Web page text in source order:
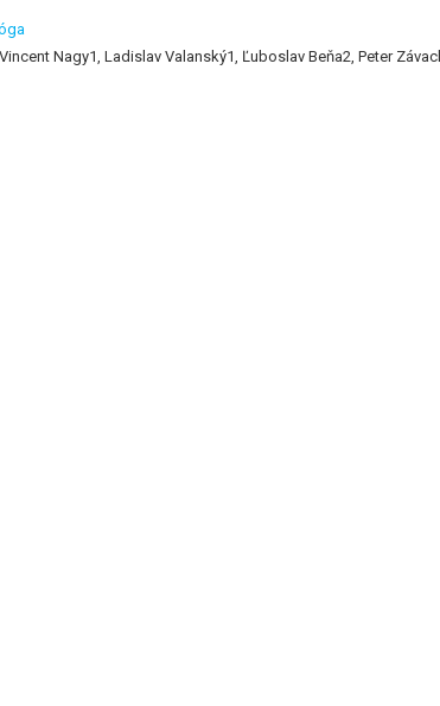
Nagy1, Ladislav Valanský1, Ľuboslav Beňa2, Peter